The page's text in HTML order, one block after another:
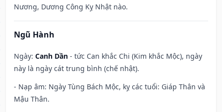
Nương, Dương Công Kỵ Nhật nào.
Ngũ Hành
Ngày: Canh Dần - tức Can khắc Chi (Kim khắc Mộc), ngày
này là ngày cát trung bình (chế nhật).
- Nạp âm: Ngày Tùng Bách Mộc, kỵ các tuổi: Giáp Thân và
Mậu Thân.